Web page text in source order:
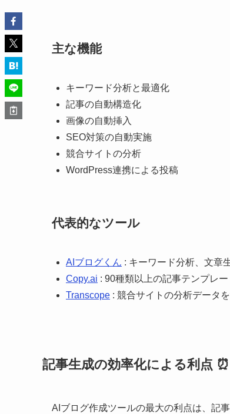
主な機能
キーワード分析と最適化
記事の自動構造化
画像の自動挿入
SEO対策の自動実施
競合サイトの分析
WordPress連携による投稿
代表的なツール
AIブログくん : キーワード分析、文章
Copy.ai : 90種類以上の記事テンプレ
Transcope : 競合サイトの分析データ
記事生成の効率化による利点 ⏰
AIブログ作成ツールの最大の利点は、記